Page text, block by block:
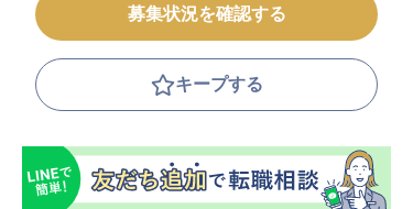
募集状況を確認する
キープする